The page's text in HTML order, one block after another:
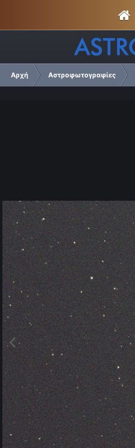
Αρχή Αστροφωτογραφίες